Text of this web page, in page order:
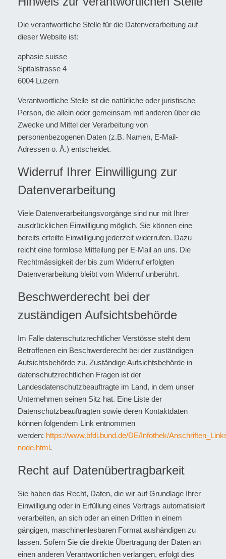
Die verantwortliche Stelle für die Datenverarbeitung auf
dieser Website ist:
aphasie suisse
Spitalstrasse 4
6004 Luzern
Verantwortliche Stelle ist die natürliche oder juristische
Person, die allein oder gemeinsam mit anderen über die
Zwecke und Mittel der Verarbeitung von
personenbezogenen Daten (z.B. Namen, E-Mail-
Adressen o. Ä.) entscheidet.
Widerruf Ihrer Einwilligung zur
Datenverarbeitung
Viele Datenverarbeitungsvorgänge sind nur mit Ihrer
ausdrücklichen Einwilligung möglich. Sie können eine
bereits erteilte Einwilligung jederzeit widerrufen. Dazu
reicht eine formlose Mitteilung per E-Mail an uns. Die
Rechtmässigkeit der bis zum Widerruf erfolgten
Datenverarbeitung bleibt vom Widerruf unberührt.
Beschwerderecht bei der
zuständigen Aufsichtsbehörde
Im Falle datenschutzrechtlicher Verstösse steht dem
Betroffenen ein Beschwerderecht bei der zuständigen
Aufsichtsbehörde zu. Zuständige Aufsichtsbehörde in
datenschutzrechtlichen Fragen ist der
Landesdatenschutzbeauftragte im Land, in dem unser
Unternehmen seinen Sitz hat. Eine Liste der
Datenschutzbeauftragten sowie deren Kontaktdaten
können folgendem Link entnommen
werden: https://www.bfdi.bund.de/DE/Infothek/
node.html.
Recht auf Datenübertragbarkeit
Sie haben das Recht, Daten, die wir auf Grundlage Ihrer
Einwilligung oder in Erfüllung eines Vertrags automatisiert
verarbeiten, an sich oder an einen Dritten in einem
gängigen, maschinenlesbaren Format aushändigen zu
lassen. Sofern Sie die direkte Übertragung der Daten an
einen anderen Verantwortlichen verlangen, erfolgt dies